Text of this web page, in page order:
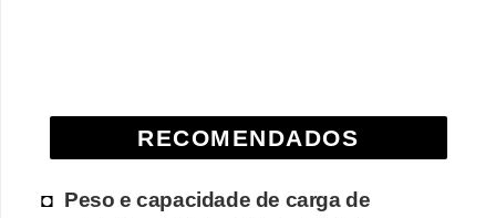
RECOMENDADOS
Peso e capacidade de carga de
f
r